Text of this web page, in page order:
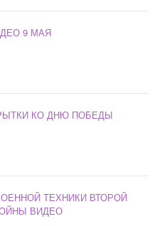
9 МАЯ
КО ДНЮ ПОБЕДЫ
ТЕХНИКИ ВТОРОЙ
ВИДЕО